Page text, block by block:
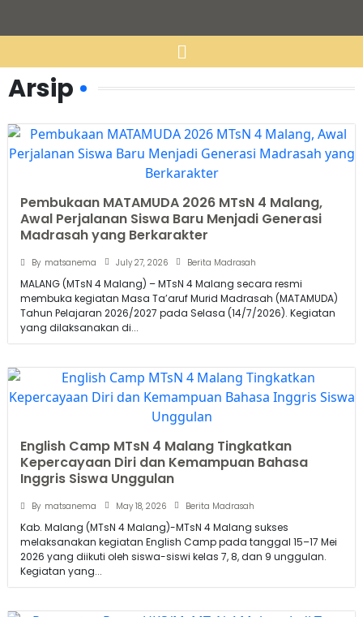
Arsip
Pembukaan MATAMUDA 2026 MTsN 4 Malang,
Awal Perjalanan Siswa Baru Menjadi Generasi
Madrasah yang Berkarakter
By matsanema July 27, 2026 Berita Madrasah
MALANG (MTsN 4 Malang) – MTsN 4 Malang secara resmi
membuka kegiatan Masa Ta’aruf Murid Madrasah (MATAMUDA)
Tahun Pelajaran 2026/2027 pada Selasa (14/7/2026). Kegiatan
yang dilaksanakan di...
English Camp MTsN 4 Malang Tingkatkan
Kepercayaan Diri dan Kemampuan Bahasa
Inggris Siswa Unggulan
By matsanema May 18, 2026 Berita Madrasah
Kab. Malang (MTsN 4 Malang)-MTsN 4 Malang sukses
melaksanakan kegiatan English Camp pada tanggal 15–17 Mei
2026 yang diikuti oleh siswa-siswi kelas 7, 8, dan 9 unggulan.
Kegiatan yang...